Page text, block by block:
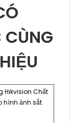
CÙNG
Hikvision Chất
hình ảnh sắt